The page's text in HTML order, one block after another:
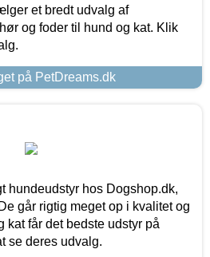
et bredt udvalg af
og foder til hund og kat. Klik
på PetDreams.dk
hundeudstyr hos Dogshop.dk,
går rigtig meget op i kvalitet og
kat får det bedste udstyr på
se deres udvalg.